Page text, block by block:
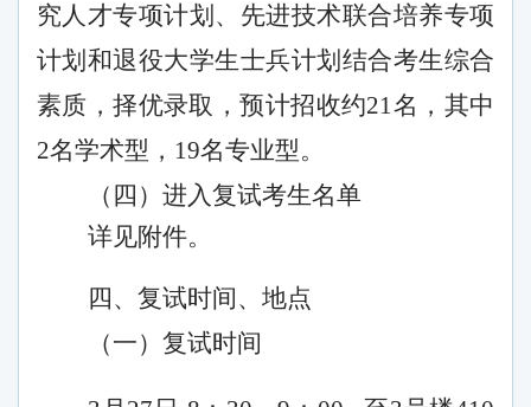
究人才专项计划、先进技术联合培养专项
计划和退役大学生士兵计划结合考生综合
素质，择优录取，预计招收约21名，其中
2名学术型，19名专业型。
（四）进入复试考生名单
详见附件。
四、复试时间、地点
（一） 复试时间